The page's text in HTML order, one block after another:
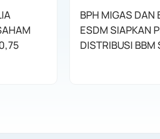
BPH MIGAS DAN
ESDM SIAPKAN
DISTRIBUSI BBM